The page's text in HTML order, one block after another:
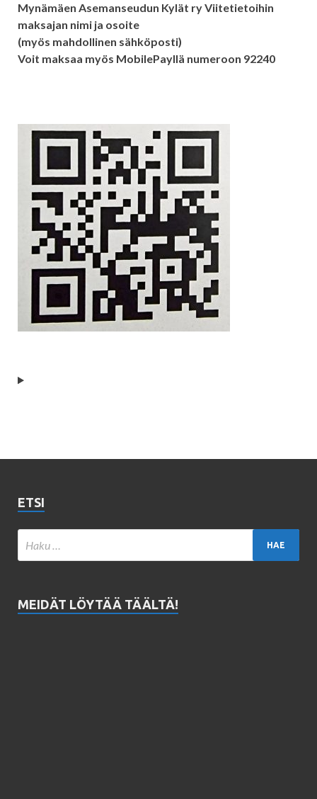
Mynämäen Asemanseudun Kylät ry Viitetietoihin
maksajan nimi ja osoite
(myös mahdollinen sähköposti)
Voit maksaa myös MobilePayllä numeroon 92240
ETSI
MEIDÄT LÖYTÄÄ TÄÄLTÄ!